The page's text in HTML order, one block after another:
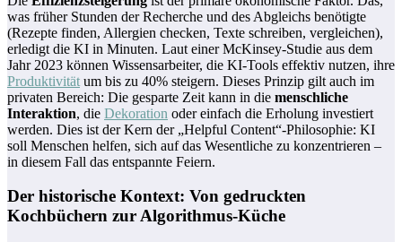
was früher Stunden der Recherche und des Abgleichs benötigte
(Rezepte finden, Allergien checken, Texte schreiben, vergleichen),
erledigt die KI in Minuten. Laut einer McKinsey-Studie aus dem
Jahr 2023 können Wissensarbeiter, die KI-Tools effektiv nutzen, ihre
Produktivität um bis zu 40% steigern. Dieses Prinzip gilt auch im
privaten Bereich: Die gesparte Zeit kann in die menschliche
Interaktion, die Dekoration oder einfach die Erholung investiert
werden. Dies ist der Kern der „Helpful Content“-Philosophie: KI
soll Menschen helfen, sich auf das Wesentliche zu konzentrieren –
in diesem Fall das entspannte Feiern.
Der historische Kontext: Von gedruckten
Kochbüchern zur Algorithmus-Küche